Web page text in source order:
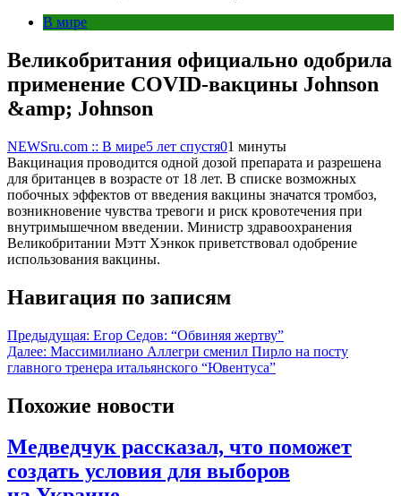
В мире
Великобритания официально одобрила
применение COVID-вакцины Johnson
&amp; Johnson
NEWSru.com :: В мире5 лет спустя01 минуты
Вакцинация проводится одной дозой препарата и разрешена
для британцев в возрасте от 18 лет. В списке возможных
побочных эффектов от введения вакцины значатся тромбоз,
возникновение чувства тревоги и риск кровотечения при
внутримышечном введении. Министр здравоохранения
Великобритании Мэтт Хэнкок приветствовал одобрение
использования вакцины.
Навигация по записям
Предыдущая: Егор Седов: “Обвиняя жертву”
Далее: Массимилиано Аллегри сменил Пирло на посту
главного тренера итальянского “Ювентуса”
Похожие новости
Медведчук рассказал, что поможет
создать условия для выборов